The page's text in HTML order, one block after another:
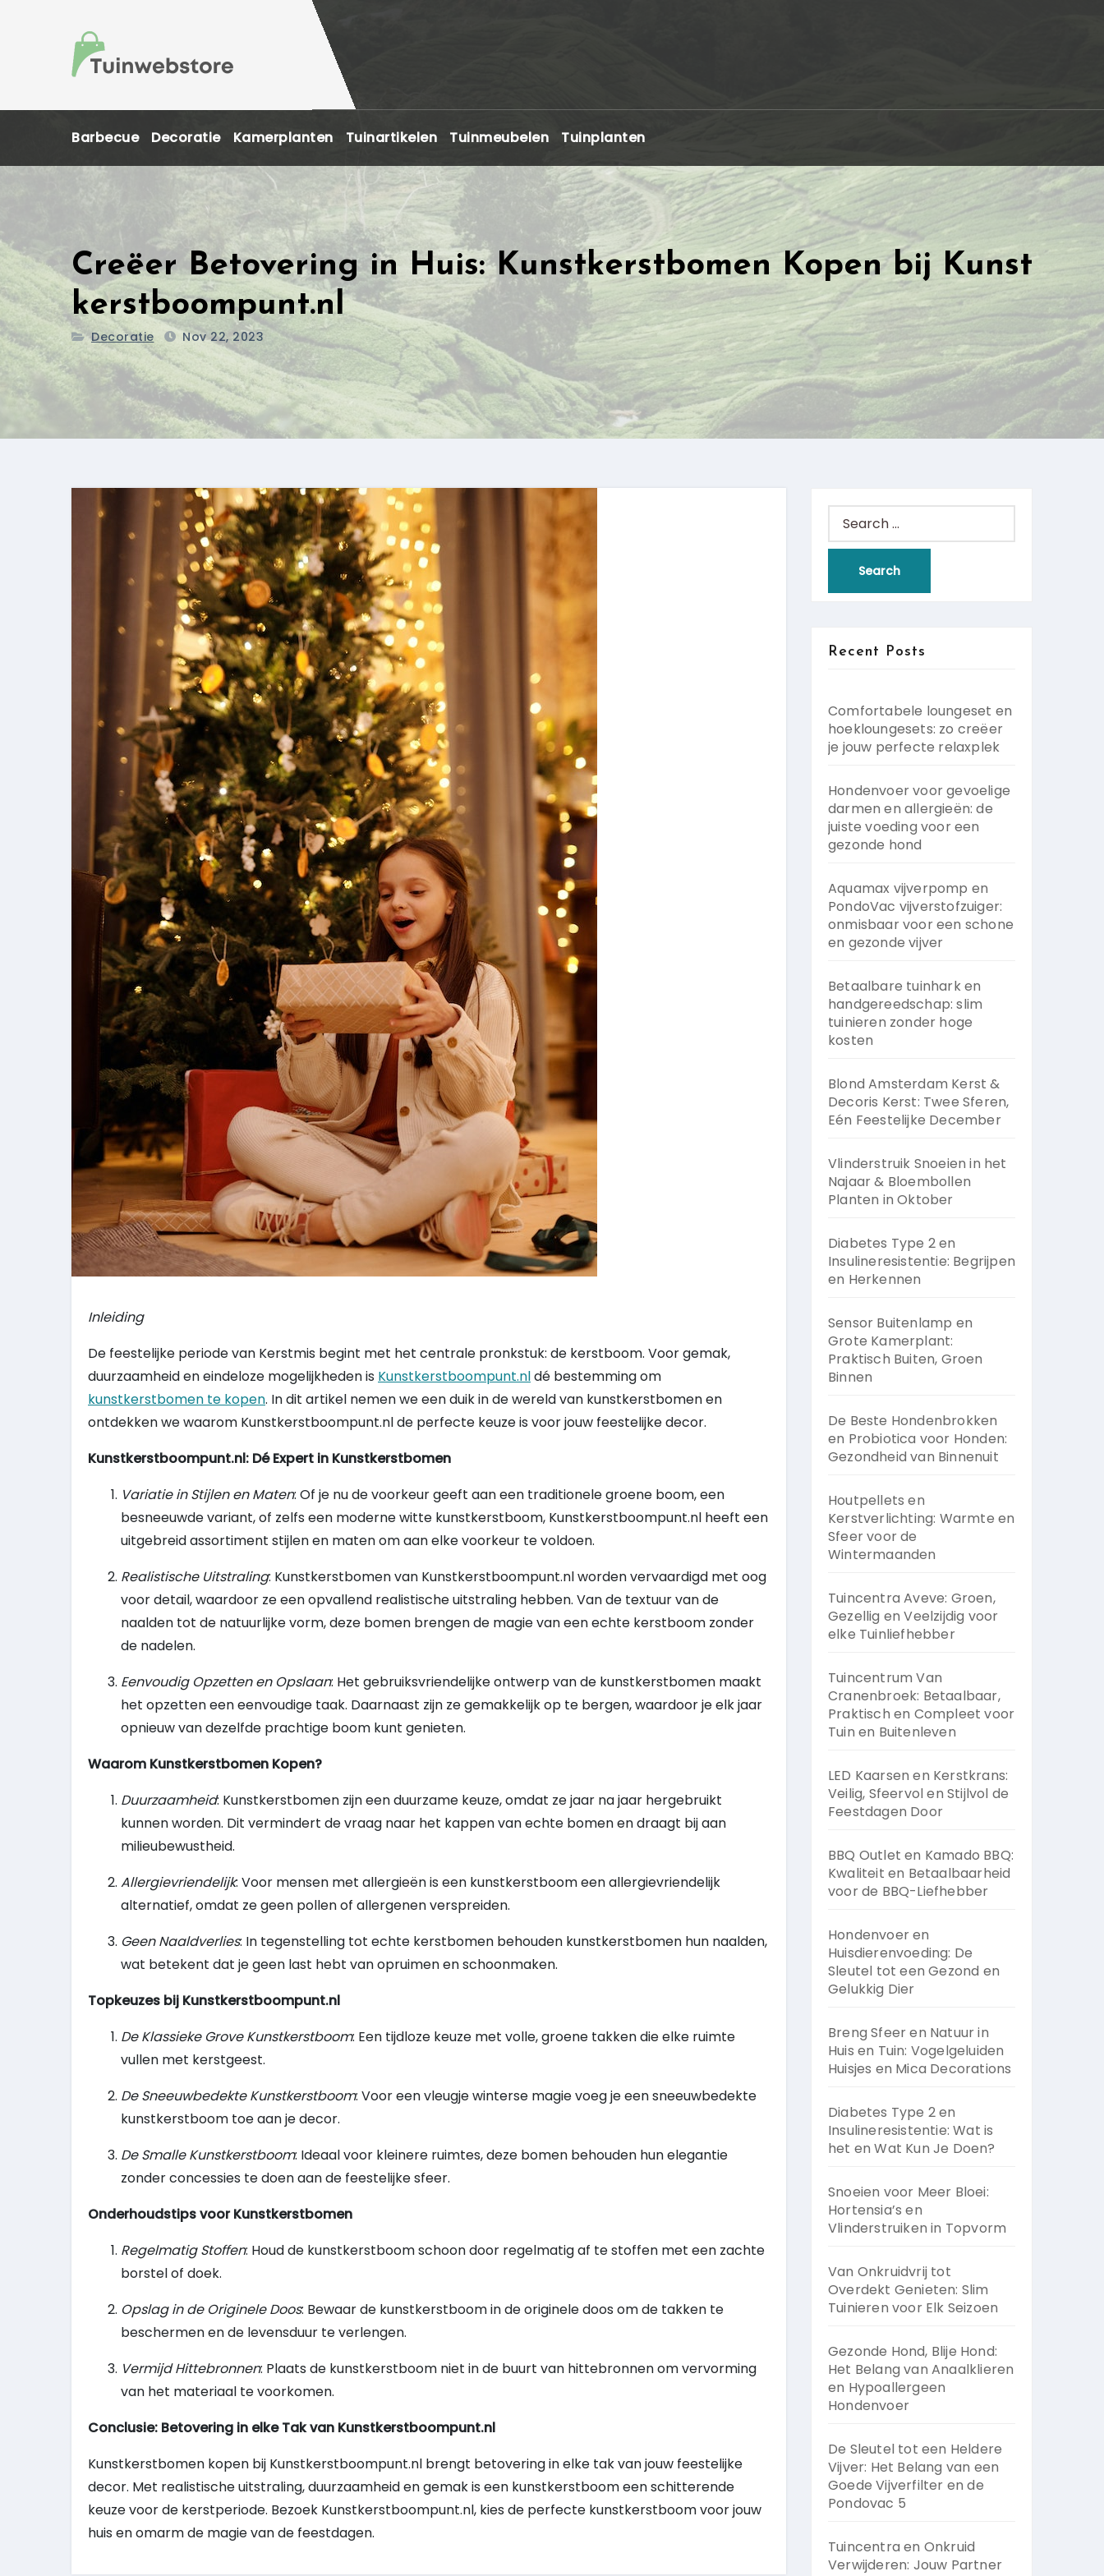
Barbecue Decoratie Kamerplanten Tuinartikelen Tuinmeubelen Tuinplanten
Creëer Betovering in Huis: Kunstkerstbomen Kopen bij Kunst
kerstboompunt.nl
Decoratie Nov 22, 2023
Inleiding
De feestelijke periode van Kerstmis begint met het centrale pronkstuk: de kerstboom. Voor gemak,
duurzaamheid en eindeloze mogelijkheden is Kunstkerstboompunt.nldé bestemming om
kunstkerstbomen te kopen. In dit artikel nemen we een duik in de wereld van kunstkerstbomen en
ontdekken we waarom Kunstkerstboompunt.nl de perfecte keuze is voor jouw feestelijke decor.
Kunstkerstboompunt.nl: Dé Expert in Kunstkerstbomen
Variatie in Stijlen en Maten: Of je nu de voorkeur geeft aan een traditionele groene boom, een
besneeuwde variant, of zelfs een moderne witte kunstkerstboom, Kunstkerstboompunt.nl heeft een
uitgebreid assortiment stijlen en maten om aan elke voorkeur te voldoen.
Realistische Uitstraling: Kunstkerstbomen van Kunstkerstboompunt.nl worden vervaardigd met oog
voor detail, waardoor ze een opvallend realistische uitstraling hebben. Van de textuur van de
naalden tot de natuurlijke vorm, deze bomen brengen de magie van een echte kerstboom zonder
de nadelen.
Eenvoudig Opzetten en Opslaan: Het gebruiksvriendelijke ontwerp van de kunstkerstbomen maakt
het opzetten een eenvoudige taak. Daarnaast zijn ze gemakkelijk op te bergen, waardoor je elk jaar
opnieuw van dezelfde prachtige boom kunt genieten.
Waarom Kunstkerstbomen Kopen?
Duurzaamheid: Kunstkerstbomen zijn een duurzame keuze, omdat ze jaar na jaar hergebruikt
kunnen worden. Dit vermindert de vraag naar het kappen van echte bomen en draagt bij aan
milieubewustheid.
Allergievriendelijk: Voor mensen met allergieën is een kunstkerstboom een allergievriendelijk
alternatief, omdat ze geen pollen of allergenen verspreiden.
Geen Naaldverlies: In tegenstelling tot echte kerstbomen behouden kunstkerstbomen hun naalden,
wat betekent dat je geen last hebt van opruimen en schoonmaken.
Topkeuzes bij Kunstkerstboompunt.nl
De Klassieke Grove Kunstkerstboom: Een tijdloze keuze met volle, groene takken die elke ruimte
vullen met kerstgeest.
De Sneeuwbedekte Kunstkerstboom: Voor een vleugje winterse magie voeg je een sneeuwbedekte
kunstkerstboom toe aan je decor.
De Smalle Kunstkerstboom: Ideaal voor kleinere ruimtes, deze bomen behouden hun elegantie
zonder concessies te doen aan de feestelijke sfeer.
Onderhoudstips voor Kunstkerstbomen
Regelmatig Stoffen: Houd de kunstkerstboom schoon door regelmatig af te stoffen met een zachte
borstel of doek.
Opslag in de Originele Doos: Bewaar de kunstkerstboom in de originele doos om de takken te
beschermen en de levensduur te verlengen.
Vermijd Hittebronnen: Plaats de kunstkerstboom niet in de buurt van hittebronnen om vervorming
van het materiaal te voorkomen.
Conclusie: Betovering in elke Tak van Kunstkerstboompunt.nl
Kunstkerstbomen kopen bij Kunstkerstboompunt.nl brengt betovering in elke tak van jouw feestelijke
decor. Met realistische uitstraling, duurzaamheid en gemak is een kunstkerstboom een schitterende
keuze voor de kerstperiode. Bezoek Kunstkerstboompunt.nl, kies de perfecte kunstkerstboom voor jouw
huis en omarm de magie van de feestdagen.
Search
for:
Recent Posts
Comfortabele loungeset en
hoekloungesets: zo creëer
je jouw perfecte relaxplek
Hondenvoer voor gevoelige
darmen en allergieën: de
juiste voeding voor een
gezonde hond
Aquamax vijverpomp en
PondoVac vijverstofzuiger:
onmisbaar voor een schone
en gezonde vijver
Betaalbare tuinhark en
handgereedschap: slim
tuinieren zonder hoge
kosten
Blond Amsterdam Kerst &
Decoris Kerst: Twee Sferen,
Eén Feestelijke December
Vlinderstruik Snoeien in het
Najaar & Bloembollen
Planten in Oktober
Diabetes Type 2 en
Insulineresistentie: Begrijpen
en Herkennen
Sensor Buitenlamp en
Grote Kamerplant:
Praktisch Buiten, Groen
Binnen
De Beste Hondenbrokken
en Probiotica voor Honden:
Gezondheid van Binnenuit
Houtpellets en
Kerstverlichting: Warmte en
Sfeer voor de
Wintermaanden
Tuincentra Aveve: Groen,
Gezellig en Veelzijdig voor
elke Tuinliefhebber
Tuincentrum Van
Cranenbroek: Betaalbaar,
Praktisch en Compleet voor
Tuin en Buitenleven
LED Kaarsen en Kerstkrans:
Veilig, Sfeervol en Stijlvol de
Feestdagen Door
BBQ Outlet en Kamado BBQ:
Kwaliteit en Betaalbaarheid
voor de BBQ-Liefhebber
Hondenvoer en
Huisdierenvoeding: De
Sleutel tot een Gezond en
Gelukkig Dier
Breng Sfeer en Natuur in
Huis en Tuin: Vogelgeluiden
Huisjes en Mica Decorations
Diabetes Type 2 en
Insulineresistentie: Wat is
het en Wat Kun Je Doen?
Snoeien voor Meer Bloei:
Hortensia’s en
Vlinderstruiken in Topvorm
Van Onkruidvrij tot
Overdekt Genieten: Slim
Tuinieren voor Elk Seizoen
Gezonde Hond, Blije Hond:
Het Belang van Anaalklieren
en Hypoallergeen
Hondenvoer
De Sleutel tot een Heldere
Vijver: Het Belang van een
Goede Vijverfilter en de
Pondovac 5
Tuincentra en Onkruid
Verwijderen: Jouw Partner